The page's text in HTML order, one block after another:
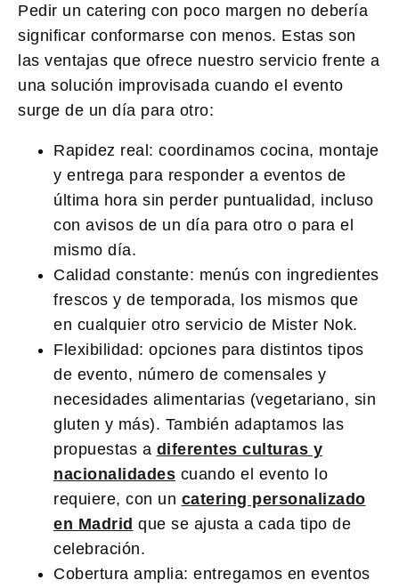
Pedir un catering con poco margen no debería
significar conformarse con menos. Estas son
las ventajas que ofrece nuestro servicio frente a
una solución improvisada cuando el evento
surge de un día para otro:
Rapidez real: coordinamos cocina, montaje
y entrega para responder a eventos de
última hora sin perder puntualidad, incluso
con avisos de un día para otro o para el
mismo día.
Calidad constante: menús con ingredientes
frescos y de temporada, los mismos que
en cualquier otro servicio de Mister Nok.
Flexibilidad: opciones para distintos tipos
de evento, número de comensales y
necesidades alimentarias (vegetariano, sin
gluten y más). También adaptamos las
propuestas a diferentes culturas y
nacionalidades cuando el evento lo
requiere, con un catering personalizado
en Madrid que se ajusta a cada tipo de
celebración.
Cobertura amplia: entregamos en eventos